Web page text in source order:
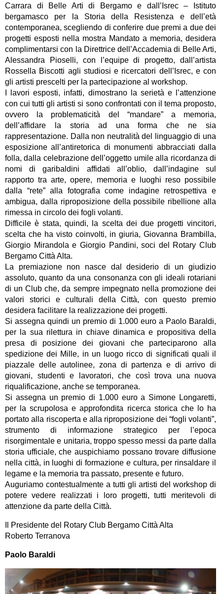
Carrara di Belle Arti di Bergamo e dall’Isrec – Istituto
bergamasco per la Storia della Resistenza e dell’età
contemporanea, scegliendo di conferire due premi a due dei
progetti esposti nella mostra Mandato a memoria, desidera
complimentarsi con la Direttrice dell’Accademia di Belle Arti,
Alessandra Pioselli, con l’equipe di progetto, dall’artista
Rossella Biscotti agli studiosi e ricercatori dell’Isrec, e con
gli artisti prescelti per la partecipazione al workshop.
I lavori esposti, infatti, dimostrano la serietà e l’attenzione
con cui tutti gli artisti si sono confrontati con il tema proposto,
ovvero la problematicità del “mandare” a memoria,
dell’affidare la storia ad una forma che ne sia
rappresentazione. Dalla non neutralità del linguaggio di una
esposizione all’antiretorica di monumenti abbracciati dalla
folla, dalla celebrazione dell’oggetto umile alla ricordanza di
nomi di garibaldini affidati all’oblio, dall’indagine sul
rapporto tra arte, opere, memoria e luoghi reso possibile
dalla “rete” alla fotografia come indagine retrospettiva e
ambigua, dalla riproposizione della possibile ribellione alla
rimessa in circolo dei fogli volanti.
Difficile è stata, quindi, la scelta dei due progetti vincitori,
scelta che ha visto coinvolti, in giuria, Giovanna Brambilla,
Giorgio Mirandola e Giorgio Pandini, soci del Rotary Club
Bergamo Città Alta.
La premiazione non nasce dal desiderio di un giudizio
assoluto, quanto da una consonanza con gli ideali rotariani
di un Club che, da sempre impegnato nella promozione dei
valori storici e culturali della Città, con questo premio
desidera facilitare la realizzazione dei progetti.
Si assegna quindi un premio di 1.000 euro a Paolo Baraldi,
per la sua rilettura in chiave dinamica e propositiva della
presa di posizione dei giovani che parteciparono alla
spedizione dei Mille, in un luogo ricco di significati quali il
piazzale delle autolinee, zona di partenza e di arrivo di
giovani, studenti e lavoratori, che così trova una nuova
riqualificazione, anche se temporanea.
Si assegna un premio di 1.000 euro a Simone Longaretti,
per la scrupolosa e approfondita ricerca storica che lo ha
portato alla riscoperta e alla riproposizione dei “fogli volanti”,
strumento di informazione strategico per l’epoca
risorgimentale e unitaria, troppo spesso messi da parte dalla
storia ufficiale, che auspichiamo possano trovare diffusione
nella città, in luoghi di formazione e cultura, per rinsaldare il
legame e la memoria tra passato, presente e futuro.
Auguriamo contestualmente a tutti gli artisti del workshop di
potere vedere realizzati i loro progetti, tutti meritevoli di
attenzione da parte della Città.
Il Presidente del Rotary Club Bergamo Città Alta
Roberto Terranova
Paolo Baraldi